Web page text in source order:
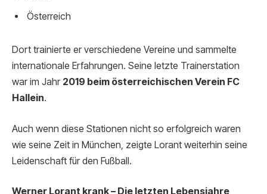
Österreich
Dort trainierte er verschiedene Vereine und sammelte
internationale Erfahrungen. Seine letzte Trainerstation
war im Jahr 2019 beim österreichischen Verein FC
Hallein.
Auch wenn diese Stationen nicht so erfolgreich waren
wie seine Zeit in München, zeigte Lorant weiterhin seine
Leidenschaft für den Fußball.
Werner Lorant krank – Die letzten Lebensjahre